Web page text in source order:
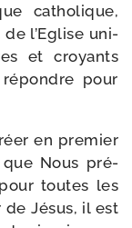
catho­lique,
l’Eglise uni­
et croyants
pour
en pre­mier
que Nous pré­
toutes les
Jésus, il est